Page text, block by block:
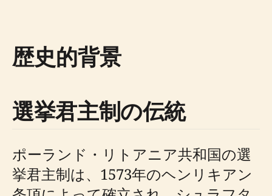
歴史的背景
選挙君主制の伝統
ポーランド・リトアニア共和国の選
挙君主制は、1573年のヘンリキアン